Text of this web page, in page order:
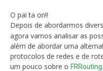
O pai ta on!!
Depois de abordarmos
agora vamos analisar as
além de abordar uma
protocolos de redes e de
um pouco sobre oFRRouting.